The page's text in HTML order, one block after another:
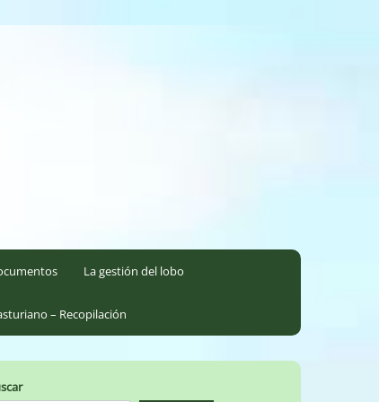
La gestión del lobo
– Recopilación